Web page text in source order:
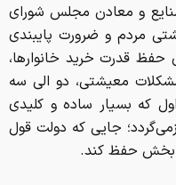
و معادن مجلس شورای
مردم و ضرورت پایبندی
قدرت خرید خانوارها،
معیشتی، دو الی سه
اول که بسیار ساده و کلیدی
جایی که دولت قول
بخش حفظ کند.